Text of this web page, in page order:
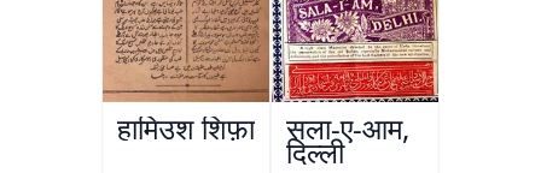
हामिउश शिफ़ा सला-ए-आम,
दिल्ली